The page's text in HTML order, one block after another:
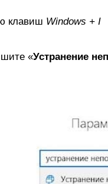
клавиш Windows + I
«Устранение